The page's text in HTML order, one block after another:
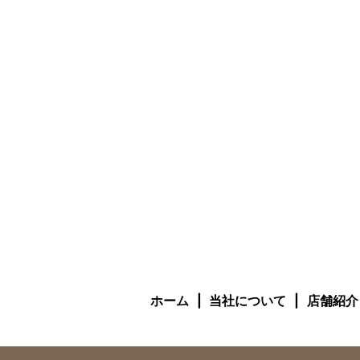
ホーム 当社について 店舗紹介